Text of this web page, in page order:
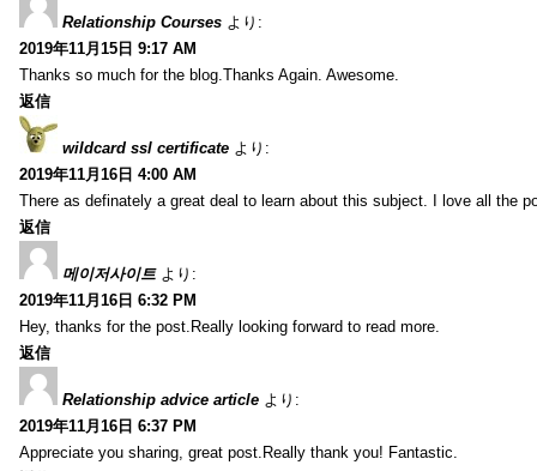
Relationship Courses より:
2019年11月15日 9:17 AM
Thanks so much for the blog.Thanks Again. Awesome.
返信
wildcard ssl certificate より:
2019年11月16日 4:00 AM
There as definately a great deal to learn about this subject. I love all the
返信
메이저사이트 より:
2019年11月16日 6:32 PM
Hey, thanks for the post.Really looking forward to read more.
返信
Relationship advice article より:
2019年11月16日 6:37 PM
Appreciate you sharing, great post.Really thank you! Fantastic.